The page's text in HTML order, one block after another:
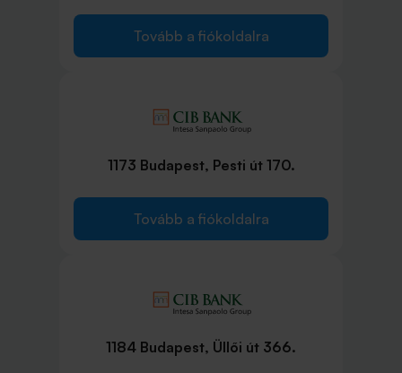
Tovább a fiókoldalra
1173 Budapest, Pesti út 170.
Tovább a fiókoldalra
1184 Budapest, Üllői út 366.